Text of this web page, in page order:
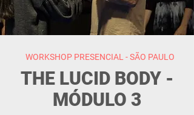
WORKSHOP PRESENCIAL - SÃO PAULO
THE LUCID BODY -
MÓDULO 3